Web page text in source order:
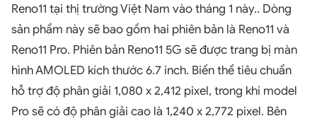
Reno11 tại thị trường Việt Nam vào tháng 1 này.. Dòng
sản phẩm này sẽ bao gồm hai phiên bản là Reno11 và
Reno11 Pro. Phiên bản Reno11 5G sẽ được trang bị màn
hình AMOLED kích thước 6.7 inch. Biến thể tiêu chuẩn
hỗ trợ độ phân giải 1,080 x 2,412 pixel, trong khi model
Pro sẽ có độ phân giải cao là 1,240 x 2,772 pixel. Bên